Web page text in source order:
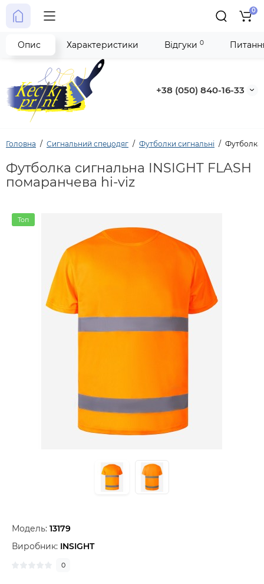
+38 (050) 840-16-33
0
Головна Сигнальний спецодяг Футболки сигнальні Футболка
Футболка сигнальна INSIGHT FLASH
помаранчева hi-viz
Топ
Модель: 13179
Виробник: INSIGHT
0
Опис Характеристики Відгуки 0